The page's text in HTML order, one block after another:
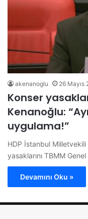
akenanoglu 26 Mayıs
Konser
Kenanoğlu:
uygulama!”
HDP İstanbul
yasaklarını TBMM
Devamını Oku »